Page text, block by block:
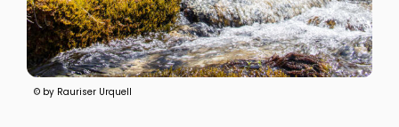
© by Rauriser Urquell